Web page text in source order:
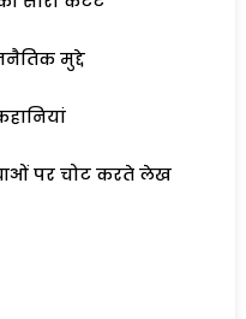
मुद्दे
पर चोट करते लेख